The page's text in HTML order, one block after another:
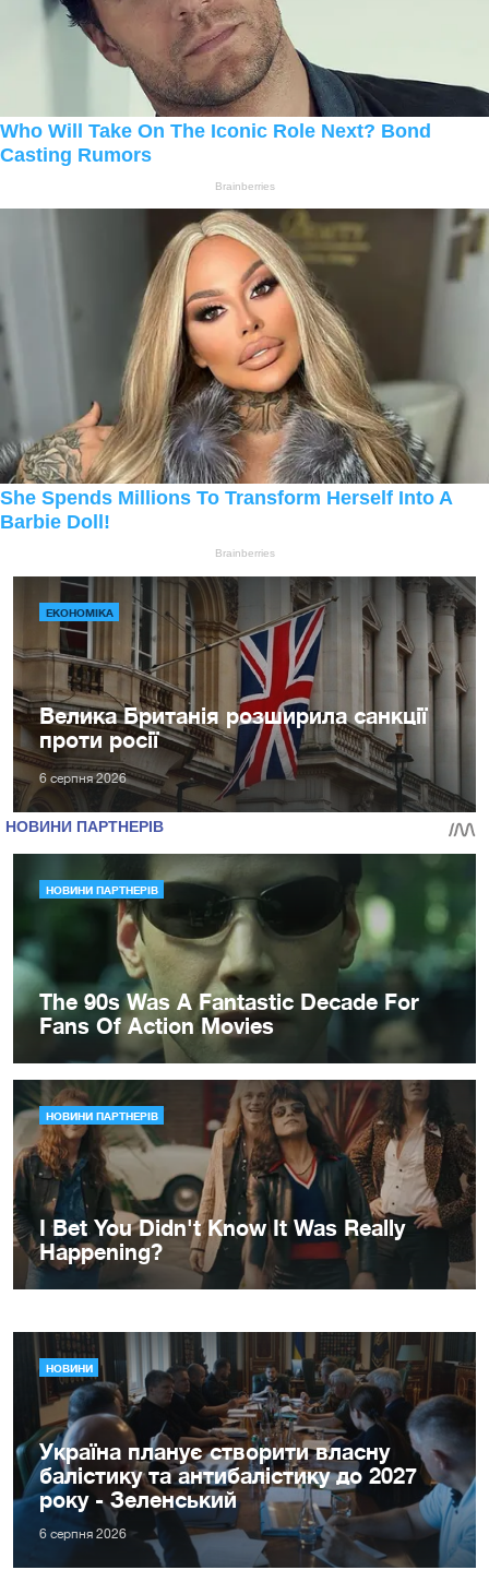
ЕКОНОМІКА
Велика Британія розширила санкції
проти росії
6 серпня 2026
НОВИНИ
Україна планує створити власну
балістику та антибалістику до 2027
року - Зеленський
6 серпня 2026